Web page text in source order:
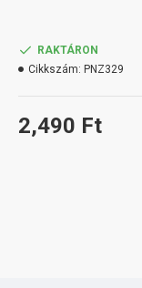
2,490 Ft
RAKTÁRON
Cikkszám: PNZ329